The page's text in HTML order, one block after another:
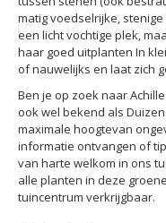
matig voedselrijke,
een licht vochtige plek,
haar goed uitplanten In
of nauwelijks en laat zich
Ben je op zoek naar
ook wel bekend als
maximale hoogtevan
informatie ontvangen of
van harte welkom in ons
alle planten in deze
tuincentrum verkrijgbaar.